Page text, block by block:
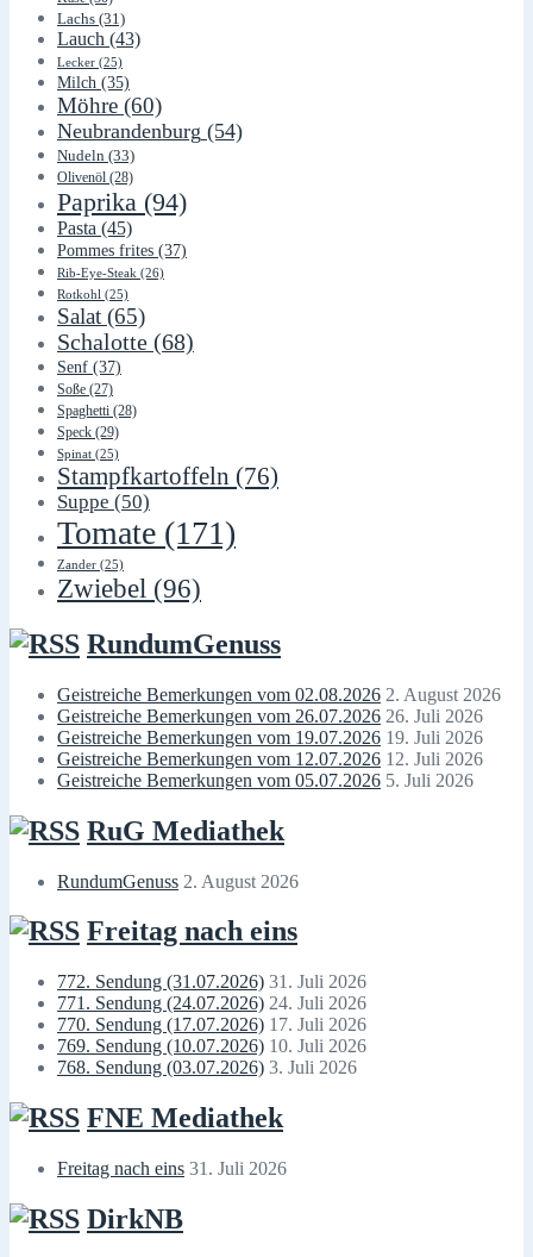
Lachs (31)
Lauch (43)
Lecker (25)
Milch (35)
Möhre (60)
Neubrandenburg (54)
Nudeln (33)
Olivenöl (28)
Paprika (94)
Pasta (45)
Pommes frites (37)
Rib-Eye-Steak (26)
Rotkohl (25)
Salat (65)
Schalotte (68)
Senf (37)
Soße (27)
Spaghetti (28)
Speck (29)
Spinat (25)
Stampfkartoffeln (76)
Suppe (50)
Tomate (171)
Zander (25)
Zwiebel (96)
RundumGenuss
Geistreiche Bemerkungen vom 02.08.2026 2. August 2026
Geistreiche Bemerkungen vom 26.07.2026 26. Juli 2026
Geistreiche Bemerkungen vom 19.07.2026 19. Juli 2026
Geistreiche Bemerkungen vom 12.07.2026 12. Juli 2026
Geistreiche Bemerkungen vom 05.07.2026 5. Juli 2026
RuG Mediathek
RundumGenuss 2. August 2026
Freitag nach eins
772. Sendung (31.07.2026) 31. Juli 2026
771. Sendung (24.07.2026) 24. Juli 2026
770. Sendung (17.07.2026) 17. Juli 2026
769. Sendung (10.07.2026) 10. Juli 2026
768. Sendung (03.07.2026) 3. Juli 2026
FNE Mediathek
Freitag nach eins 31. Juli 2026
DirkNB